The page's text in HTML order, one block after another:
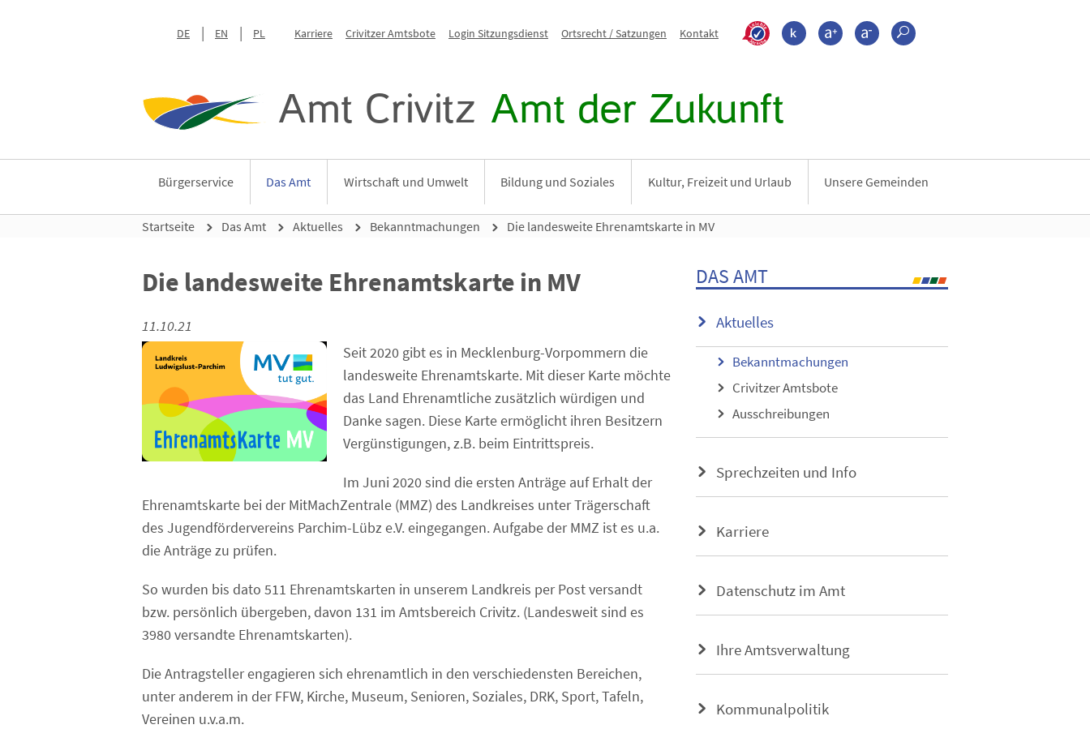
DE EN PL Karriere Crivitzer Amtsbote Login Sitzungsdienst Ortsrecht / Satzungen Kontakt >???leichte_sprache???
KontrastSchrift größerSchrift kleiner
Suche
Amt Crivitz Amt der Zukunft
Bürgerservice Das Amt Wirtschaft und Umwelt Bildung und Soziales Kultur, Freizeit und Urlaub Unsere Gemeinden
Startseite Das Amt Aktuelles Bekanntmachungen Die landesweite Ehrenamtskarte in MV
Die landesweite Ehrenamtskarte in MV
11.10.21
Seit 2020 gibt es in Mecklenburg-Vorpommern die
landesweite Ehrenamtskarte. Mit dieser Karte möchte
das Land Ehrenamtliche zusätzlich würdigen und
Danke sagen. Diese Karte ermöglicht ihren Besitzern
Vergünstigungen, z.B. beim Eintrittspreis.
Im Juni 2020 sind die ersten Anträge auf Erhalt der
Ehrenamtskarte bei der MitMachZentrale (MMZ) des Landkreises unter Trägerschaft
des Jugendfördervereins Parchim-Lübz e.V. eingegangen. Aufgabe der MMZ ist es u.a.
die Anträge zu prüfen.
So wurden bis dato 511 Ehrenamtskarten in unserem Landkreis per Post versandt
bzw. persönlich übergeben, davon 131 im Amtsbereich Crivitz. (Landesweit sind es
3980 versandte Ehrenamtskarten).
Die Antragsteller engagieren sich ehrenamtlich in den verschiedensten Bereichen,
unter anderem in der FFW, Kirche, Museum, Senioren, Soziales, DRK, Sport, Tafeln,
Vereinen u.v.a.m.
DAS AMT
Aktuelles
Bekanntmachungen
Crivitzer Amtsbote
Ausschreibungen
Sprechzeiten und Info
Karriere
Datenschutz im Amt
Ihre Amtsverwaltung
Kommunalpolitik